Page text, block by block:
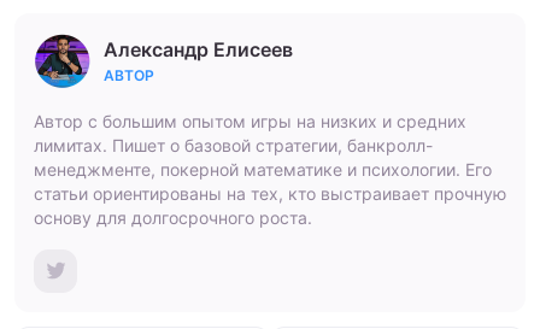
Александр Елисеев
АВТОР
Автор с большим опытом игры на низких и средних
лимитах. Пишет о базовой стратегии, банкролл-
менеджменте, покерной математике и психологии. Его
статьи ориентированы на тех, кто выстраивает прочную
основу для долгосрочного роста.